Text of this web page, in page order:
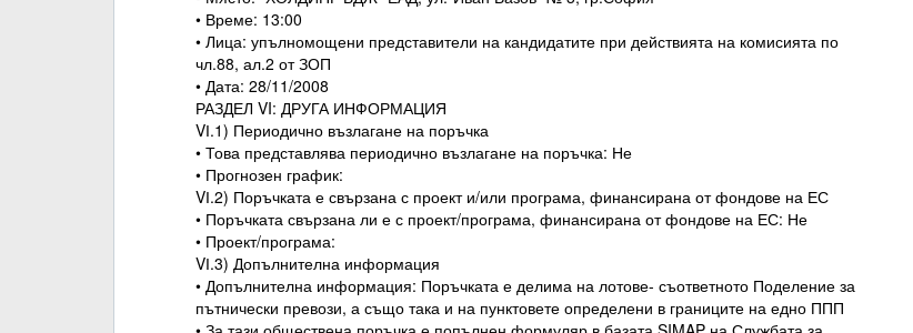
• Време: 13:00
• Лица: упълномощени представители на кандидатите при действията на комисията по
чл.88, ал.2 от ЗОП
• Дата: 28/11/2008
РАЗДЕЛ VI: ДРУГА ИНФОРМАЦИЯ
VІ.1) Периодично възлагане на поръчка
• Това представлява периодично възлагане на поръчка: Не
• Прогнозен график:
VІ.2) Поръчката е свързана с проект и/или програма, финансирана от фондове на ЕС
• Поръчката свързана ли е с проект/програма, финансирана от фондове на ЕС: Не
• Проект/програма:
VІ.3) Допълнителна информация
• Допълнителна информация: Поръчката е делима на лотове- съответното Поделение за
пътнически превози, а също така и на пунктовете определени в границите на едно ППП